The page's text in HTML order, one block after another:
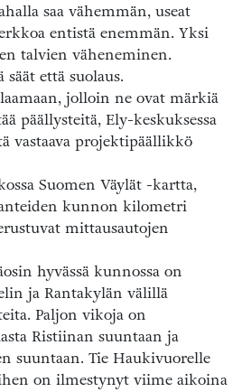
saa vähemmän, useat
entistä enemmän. Yksi
talvien väheneminen.
säät että suolaus.
jolloin ne ovat märkiä
päällysteitä, Ely-keskuksessa
vastaava projektipäällikkö
Suomen Väylät -kartta,
kunnon kilometri
mittausautojen
hyvässä kunnossa on
ja Rantakylän välillä
Paljon vikoja on
Ristiinan suuntaan ja
suuntaan. Tie Haukivuorelle
on ilmestynyt viime aikoina